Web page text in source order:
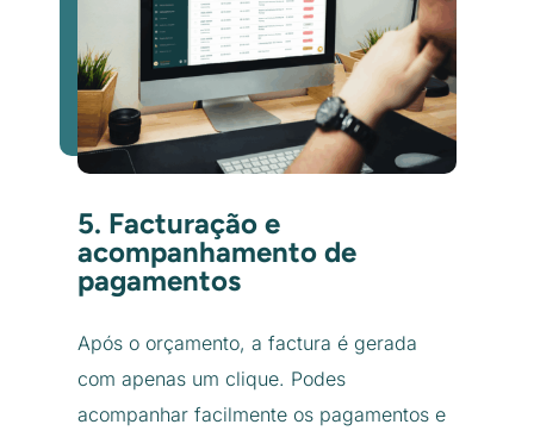
5. Facturação e
acompanhamento de
pagamentos
Após o orçamento, a factura é gerada
com apenas um clique. Podes
acompanhar facilmente os pagamentos e